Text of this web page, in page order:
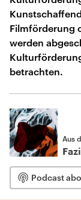
Filmförderung
werden
betrachten.
Aus
Podcast